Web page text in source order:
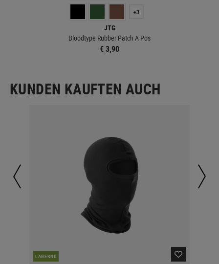
+3
JTG
Bloodtype Rubber Patch A Pos
€ 3,90
KUNDEN KAUFTEN AUCH
LAGERND